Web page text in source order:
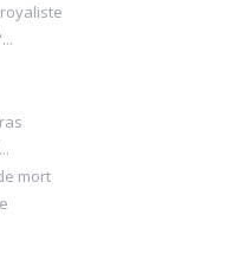
mort